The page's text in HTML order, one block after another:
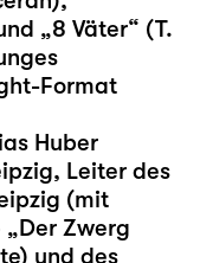
„8 Väter“ (T.
Format
Huber
Leiter des
(mit
Zwerg
und des